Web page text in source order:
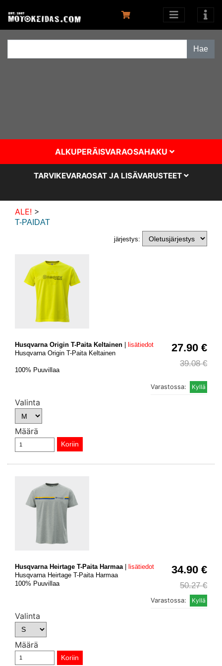
ALKUPERÄISVARAOSAHAKU
TARVIKEVARAOSAT JA LISÄVARUSTEET
ALE! >
T-PAIDAT
järjestys:
27.90 €
39.08 €
Husqvarna Origin T-Paita Keltainen
lisätiedot
Husqvarna Origin T-Paita Keltainen
100% Puuvillaa
Varastossa:
Valinta
Määrä
34.90 €
50.27 €
Husqvarna Heirtage T-Paita Harmaa | lisätiedot
Husqvarna Heirtage T-Paita Harmaa
100% Puuvillaa
Varastossa:
Valinta
Määrä